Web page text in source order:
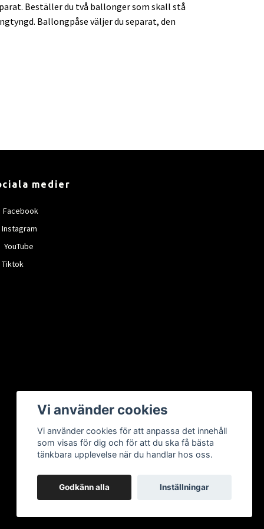
Beställer du två ballonger som skall stå
Ballongpåse väljer du separat, den
medier
Facebook
Instagram
YouTube
Tiktok
Vi använder cookies
Vi använder cookies för att anpassa det innehåll
som visas för dig och för att du ska få bästa
tänkbara upplevelse när du handlar hos oss.
Godkänn alla Inställningar